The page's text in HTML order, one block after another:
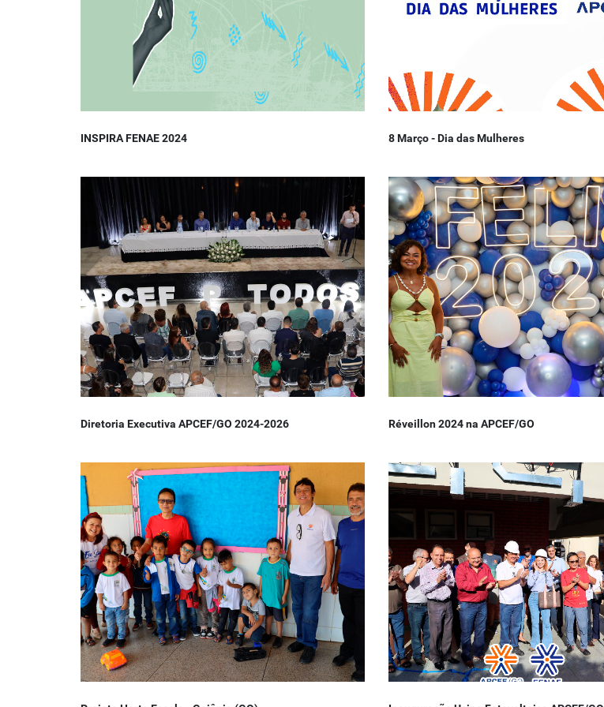
INSPIRA FENAE 2024 8 Março - Dia das Mulheres
Diretoria Executiva APCEF/GO 2024-2026 Réveillon 2024 na APCEF/GO